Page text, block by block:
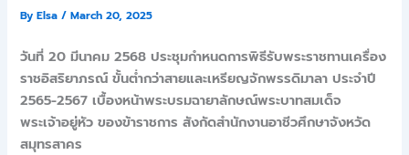
ByElsa/March 20, 2025
วันที่ 20 มีนาคม 2568 ประชุมกำหนดการพิธีรับพระราชทานเครื่อง
ราชอิสริยาภรณ์ ขั้นต่ำกว่าสายและเหรียญจักพรรดิมาลา ประจำปี
2565-2567 เบื้องหน้าพระบรมฉายาลักษณ์พระบาทสมเด็จ
พระเจ้าอยู่หัว ของข้าราชการ สังกัดสำนักงานอาชีวศึกษาจังหวัด
สมุทรสาคร